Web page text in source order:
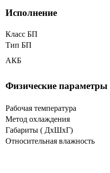
Исполнение
Класс БП
Тип БП
АКБ
Физические параметры
Рабочая температура
Метод охлаждения
Габариты ( ДхШхГ)
Относительная влажность